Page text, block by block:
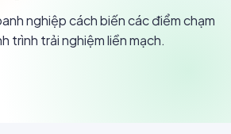
nghiệp cách biến các điểm chạm
trình trải nghiệm liền mạch.